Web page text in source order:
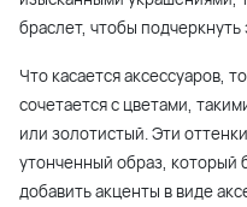
браслет, чтобы подчеркнуть
Что касается аксессуаров,
сочетается с цветами,
или золотистый. Эти
утонченный образ, который
добавить акценты в виде